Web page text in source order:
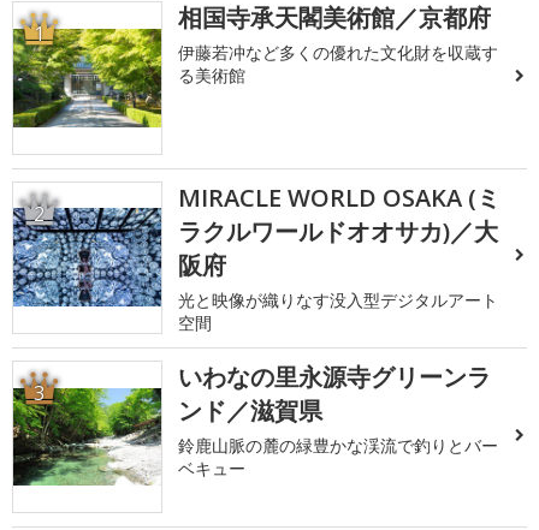
1 相国寺承天閣美術館／京都府
伊藤若冲など多くの優れた文化財を収蔵す
る美術館
2
MIRACLE WORLD OSAKA (ミ
ラクルワールドオオサカ)／大
阪府
光と映像が織りなす没入型デジタルアート
空間
3
いわなの里永源寺グリーンラ
ンド／滋賀県
鈴鹿山脈の麓の緑豊かな渓流で釣りとバー
ベキュー